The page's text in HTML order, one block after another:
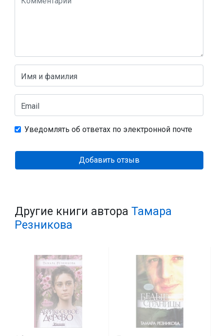
Имя и фамилия
Email
Уведомлять об ответах по электронной почте
Добавить отзыв
Другие книги автора Тамара
Резникова